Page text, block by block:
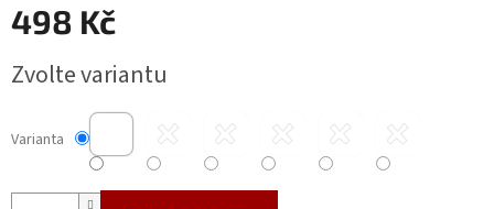
498 Kč
cena:
Zvolte variantu
Varianta